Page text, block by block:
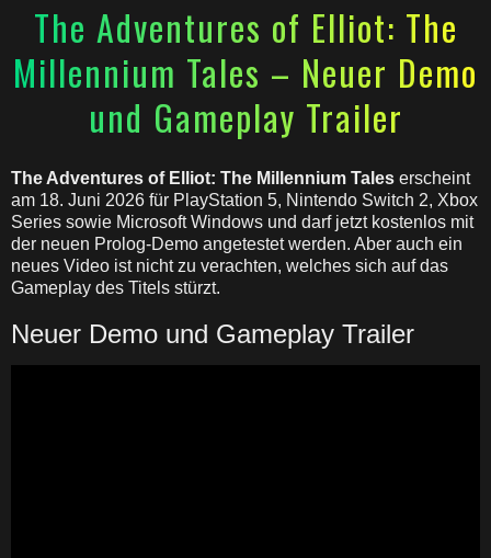
The Adventures of Elliot: The
Millennium Tales – Neuer Demo
und Gameplay Trailer
The Adventures of Elliot: The Millennium Tales erscheint
am 18. Juni 2026 für PlayStation 5, Nintendo Switch 2, Xbox
Series sowie Microsoft Windows und darf jetzt kostenlos mit
der neuen Prolog-Demo angetestet werden. Aber auch ein
neues Video ist nicht zu verachten, welches sich auf das
Gameplay des Titels stürzt.
Neuer Demo und Gameplay Trailer